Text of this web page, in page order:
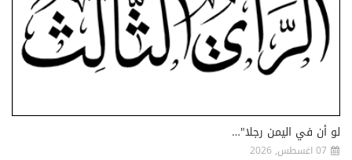
لو أن في اليمن رجلا"…
07 اغسطس, 2026